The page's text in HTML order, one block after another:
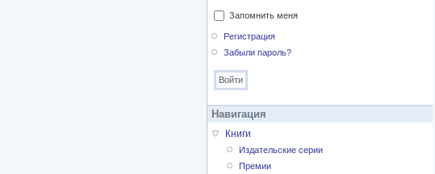
Запомнить меня
Регистрация
Забыли пароль?
Навигация
Книги
Издательские серии
Премии